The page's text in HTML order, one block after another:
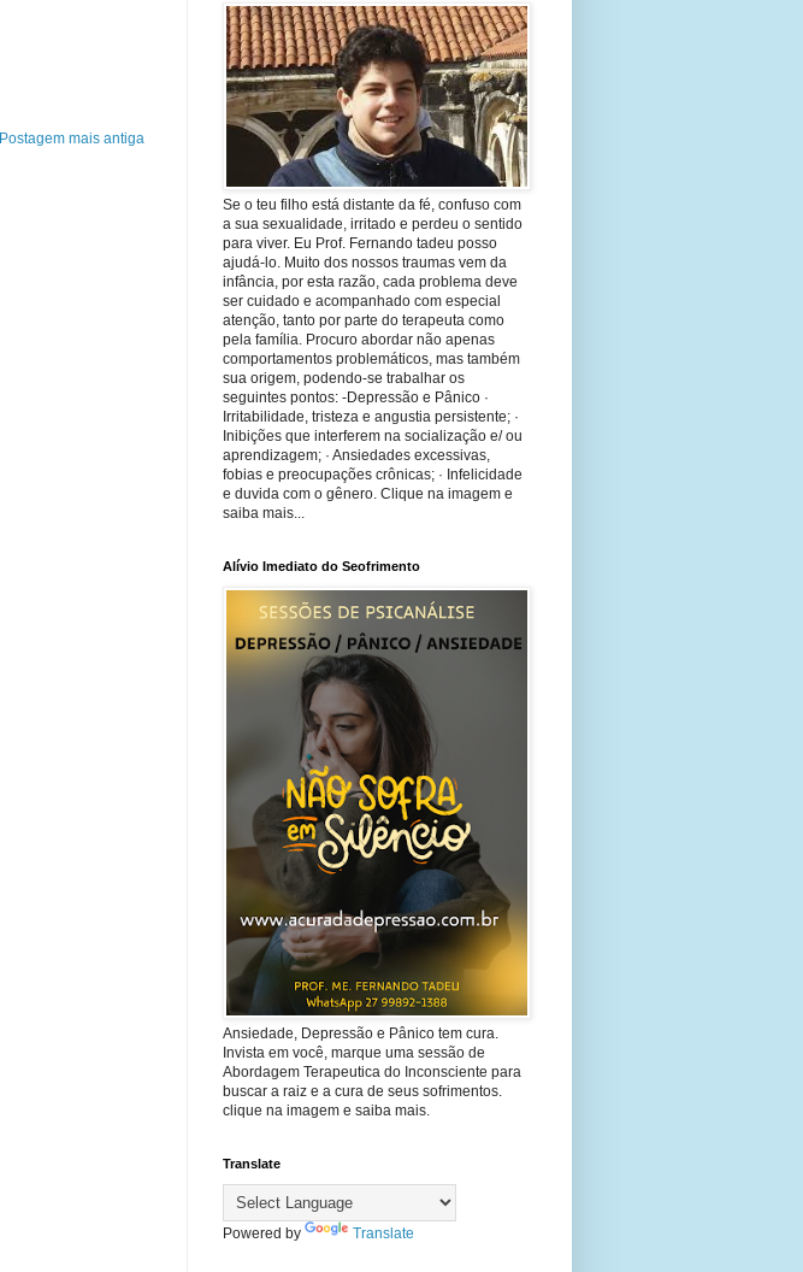
Postagem mais antiga
Se o teu filho está distante da fé, confuso com
a sua sexualidade, irritado e perdeu o sentido
para viver. Eu Prof. Fernando tadeu posso
ajudá-lo. Muito dos nossos traumas vem da
infância, por esta razão, cada problema deve
ser cuidado e acompanhado com especial
atenção, tanto por parte do terapeuta como
pela família. Procuro abordar não apenas
comportamentos problemáticos, mas também
sua origem, podendo-se trabalhar os
seguintes pontos: -Depressão e Pânico ·
Irritabilidade, tristeza e angustia persistente; ·
Inibições que interferem na socialização e/ ou
aprendizagem; · Ansiedades excessivas,
fobias e preocupações crônicas; · Infelicidade
e duvida com o gênero. Clique na imagem e
saiba mais...
Alívio Imediato do Seofrimento
Ansiedade, Depressão e Pânico tem cura.
Invista em você, marque uma sessão de
Abordagem Terapeutica do Inconsciente para
buscar a raiz e a cura de seus sofrimentos.
clique na imagem e saiba mais.
Translate
Powered by Translate